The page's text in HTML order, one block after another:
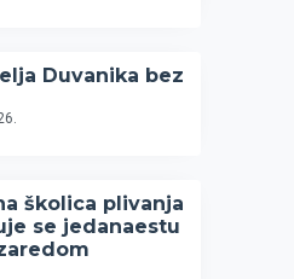
Duvanika bez
školica plivanja
se jedanaestu